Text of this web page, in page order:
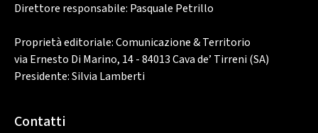
Direttore responsabile: Pasquale Petrillo
Proprietà editoriale: Comunicazione & Territorio
via Ernesto Di Marino, 14 - 84013 Cava de’ Tirreni (SA)
Presidente: Silvia Lamberti
Contatti